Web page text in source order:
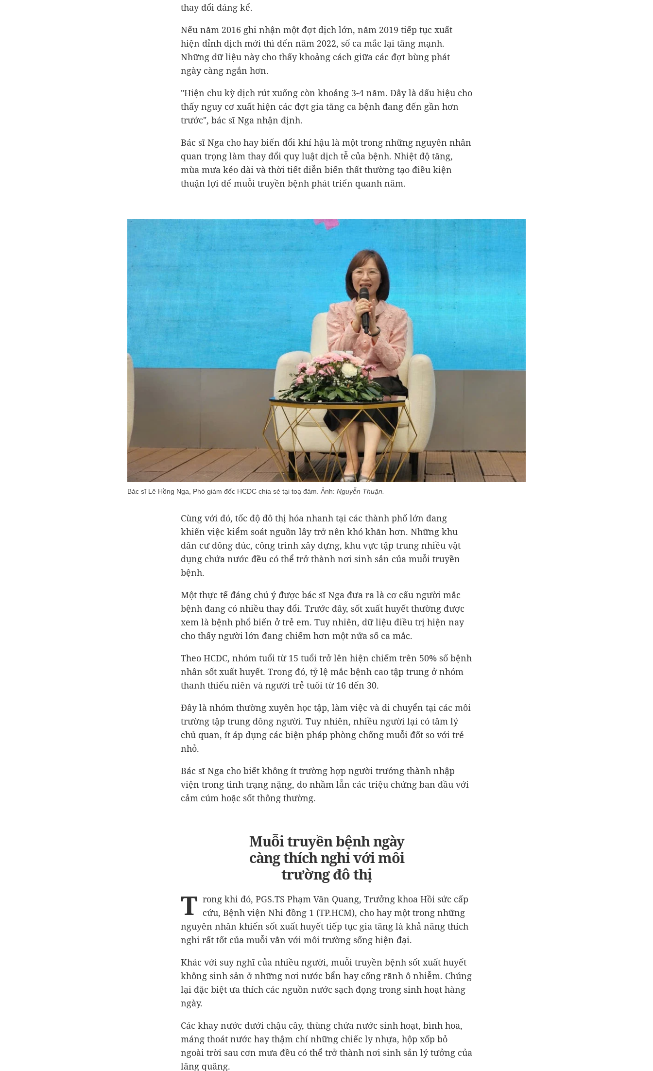
thay đổi đáng kể.
Nếu năm 2016 ghi nhận một đợt dịch lớn, năm 2019 tiếp tục xuất
hiện đỉnh dịch mới thì đến năm 2022, số ca mắc lại tăng mạnh.
Những dữ liệu này cho thấy khoảng cách giữa các đợt bùng phát
ngày càng ngắn hơn.
"Hiện chu kỳ dịch rút xuống còn khoảng 3-4 năm. Đây là dấu hiệu cho
thấy nguy cơ xuất hiện các đợt gia tăng ca bệnh đang đến gần hơn
trước", bác sĩ Nga nhận định.
Bác sĩ Nga cho hay biến đổi khí hậu là một trong những nguyên nhân
quan trọng làm thay đổi quy luật dịch tễ của bệnh. Nhiệt độ tăng,
mùa mưa kéo dài và thời tiết diễn biến thất thường tạo điều kiện
thuận lợi để muỗi truyền bệnh phát triển quanh năm.
Bác sĩ Lê Hồng Nga, Phó giám đốc HCDC chia sẻ tại toạ đàm. Ảnh: Nguyễn Thuận.
Cùng với đó, tốc độ đô thị hóa nhanh tại các thành phố lớn đang
khiến việc kiểm soát nguồn lây trở nên khó khăn hơn. Những khu
dân cư đông đúc, công trình xây dựng, khu vực tập trung nhiều vật
dụng chứa nước đều có thể trở thành nơi sinh sản của muỗi truyền
bệnh.
Một thực tế đáng chú ý được bác sĩ Nga đưa ra là cơ cấu người mắc
bệnh đang có nhiều thay đổi. Trước đây, sốt xuất huyết thường được
xem là bệnh phổ biến ở trẻ em. Tuy nhiên, dữ liệu điều trị hiện nay
cho thấy người lớn đang chiếm hơn một nửa số ca mắc.
Theo HCDC, nhóm tuổi từ 15 tuổi trở lên hiện chiếm trên 50% số bệnh
nhân sốt xuất huyết. Trong đó, tỷ lệ mắc bệnh cao tập trung ở nhóm
thanh thiếu niên và người trẻ tuổi từ 16 đến 30.
Đây là nhóm thường xuyên học tập, làm việc và di chuyển tại các môi
trường tập trung đông người. Tuy nhiên, nhiều người lại có tâm lý
chủ quan, ít áp dụng các biện pháp phòng chống muỗi đốt so với trẻ
nhỏ.
Bác sĩ Nga cho biết không ít trường hợp người trưởng thành nhập
viện trong tình trạng nặng, do nhầm lẫn các triệu chứng ban đầu với
cảm cúm hoặc sốt thông thường.
Muỗi truyền bệnh ngày
càng thích nghi với môi
trường đô thị
T rong khi đó, PGS.TS Phạm Văn Quang, Trưởng khoa Hồi sức cấp
cứu, Bệnh viện Nhi đồng 1 (TP.HCM), cho hay một trong những
nguyên nhân khiến sốt xuất huyết tiếp tục gia tăng là khả năng thích
nghi rất tốt của muỗi vằn với môi trường sống hiện đại.
Khác với suy nghĩ của nhiều người, muỗi truyền bệnh sốt xuất huyết
không sinh sản ở những nơi nước bẩn hay cống rãnh ô nhiễm. Chúng
lại đặc biệt ưa thích các nguồn nước sạch đọng trong sinh hoạt hàng
ngày.
Các khay nước dưới chậu cây, thùng chứa nước sinh hoạt, bình hoa,
máng thoát nước hay thậm chí những chiếc ly nhựa, hộp xốp bỏ
ngoài trời sau cơn mưa đều có thể trở thành nơi sinh sản lý tưởng của
lăng quăng.